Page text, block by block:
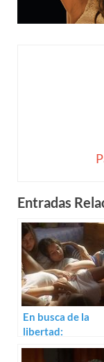
Entradas
En busca de la
libertad:
evocador trailer